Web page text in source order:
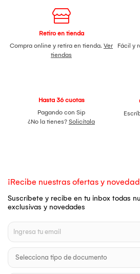
Retiro en tienda
Compra online y retira en tienda. Ver
tiendas
Fácil y
Hasta 36 cuotas
Pagando con Sip
¿No la tienes? Solicítala
¡Recibe nuestras ofertas y
Suscríbete y recibe en tu inbox todas
exclusivas y novedades